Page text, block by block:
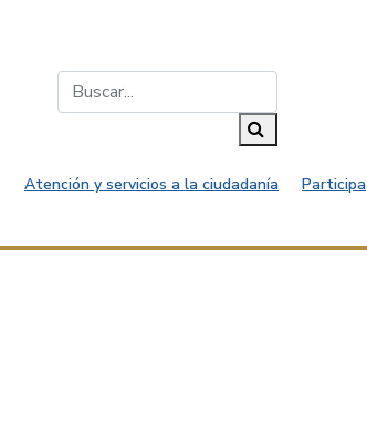
Atención y servicios a la ciudadanía Participa